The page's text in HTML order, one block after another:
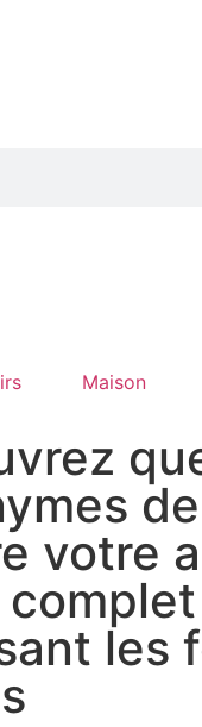
Maison
votre
les